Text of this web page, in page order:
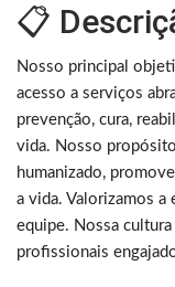
📋
Nosso principal
acesso a serviços
prevenção, cura,
vida. Nosso
humanizado,
a vida. Valorizamos a
equipe. Nossa
profissionais